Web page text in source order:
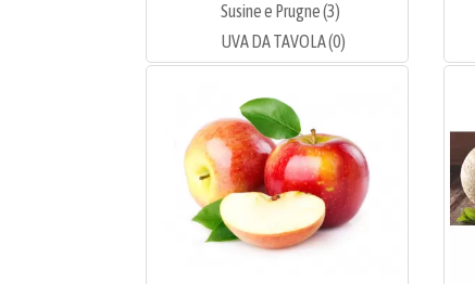
Susine e Prugne (3)
UVA DA TAVOLA (0)